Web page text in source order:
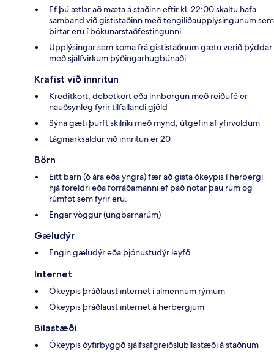
Ef þú ætlar að mæta á staðinn eftir kl. 22:00 skaltu hafa
samband við gististaðinn með tengiliðaupplýsingunum sem
birtar eru í bókunarstaðfestingunni.
Upplýsingar sem koma frá gististaðnum gætu verið þýddar
með sjálfvirkum þýðingarhugbúnaði
Krafist við innritun
Kreditkort, debetkort eða innborgun með reiðufé er
nauðsynleg fyrir tilfallandi gjöld
Sýna gæti þurft skilríki með mynd, útgefin af yfirvöldum
Lágmarksaldur við innritun er 20
Börn
Eitt barn (6 ára eða yngra) fær að gista ókeypis í herbergi
hjá foreldri eða forráðamanni ef það notar þau rúm og
rúmföt sem fyrir eru.
Engar vöggur (ungbarnarúm)
Gæludýr
Engin gæludýr eða þjónustudýr leyfð
Internet
Ókeypis þráðlaust internet í almennum rýmum
Ókeypis þráðlaust internet á herbergjum
Bílastæði
Ókeypis óyfirbyggð sjálfsafgreiðslubílastæði á staðnum